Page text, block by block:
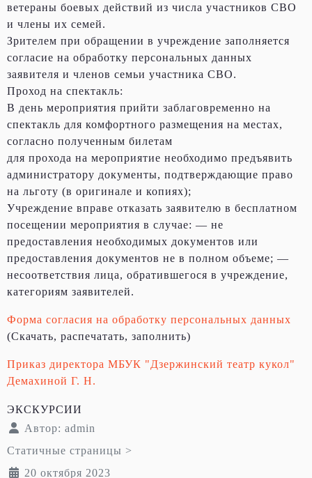
ветераны боевых действий из числа участников СВО
и члены их семей.
Зрителем при обращении в учреждение заполняется
согласие на обработку персональных данных
заявителя и членов семьи участника СВО.
Проход на спектакль:
В день мероприятия прийти заблаговременно на
спектакль для комфортного размещения на местах,
согласно полученным билетам
для прохода на мероприятие необходимо предъявить
администратору документы, подтверждающие право
на льготу (в оригинале и копиях);
Учреждение вправе отказать заявителю в бесплатном
посещении мероприятия в случае: — не
предоставления необходимых документов или
предоставления документов не в полном объеме; —
несоответствия лица, обратившегося в учреждение,
категориям заявителей.
Форма согласия на обработку персональных данных
(Скачать, распечатать, заполнить)
Приказ директора МБУК "Дзержинский театр кукол"
Демахиной Г. Н.
ЭКСКУРСИИ
Автор: admin
Статичные страницы >
20 октября 2023